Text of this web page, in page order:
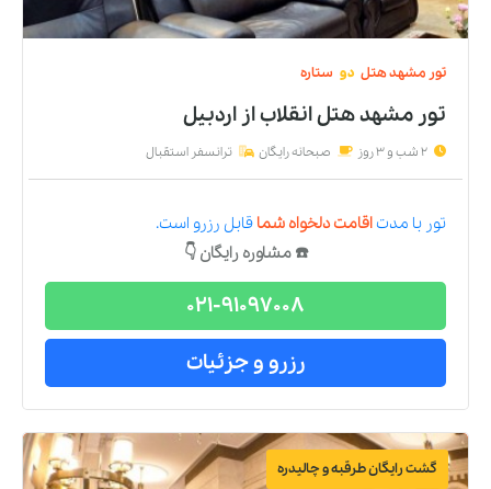
تور مشهدهتل دو ستاره
تور مشهد هتل انقلاباز اردبیل
2 شب و 3 روز صبحانه رایگان ترانسفر استقبال
تور با مدتاقامت دلخواه شما قابل رزرو است.
☎️ مشاوره رایگان 👇
021-91097008
رزرو و جزئیات
گشت رایگان طرقبه و چالیدره